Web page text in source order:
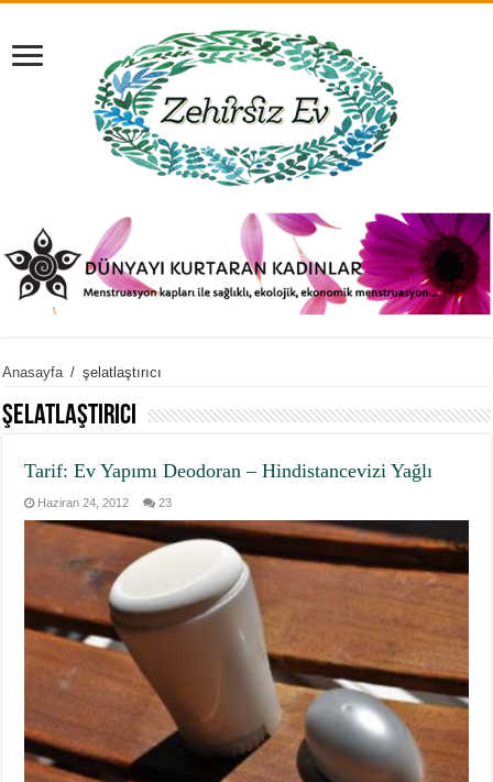
Anasayfa / şelatlaştırıcı
şelatlaştırıcı
Tarif: Ev Yapımı Deodoran – Hindistancevizi Yağlı
Haziran 24, 2012 23